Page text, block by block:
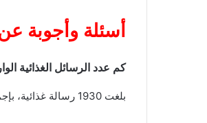
أسئلة وأجوبة عن
كم عدد الرسائل الغذائية
بلغت 1930 رسالة غذائية، بإجمالي 430 ألف طن.